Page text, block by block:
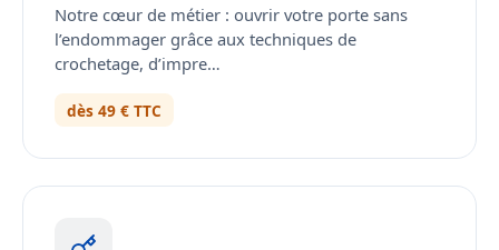
Notre cœur de métier : ouvrir votre porte sans
l’endommager grâce aux techniques de
crochetage, d’impre…
dès 49 € TTC